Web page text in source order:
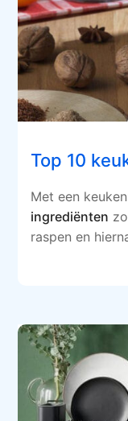
Top 10
Met een
ingrediënten
raspen en